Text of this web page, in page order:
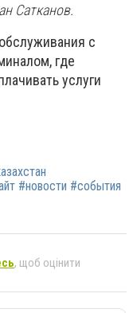
Сатканов.
с
где
услуги
#новости #события
, щоб оцінити